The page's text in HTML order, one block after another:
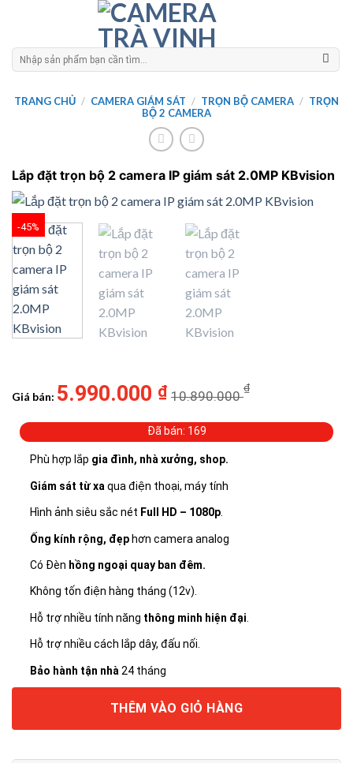
content
Tìm
TRANG CHỦ / CAMERA GIÁM SÁT / TRỌN BỘ CAMERA / TRỌN
BỘ 2 CAMERA
Lắp đặt trọn bộ 2 camera IP giám sát 2.0MP KBvision
-45%
Giá bán: 5.990.000 ₫ 10.890.000
₫
Đã bán: 169
Phù hợp lắp gia đình, nhà xưởng, shop.
Giám sát từ xa qua điện thoại, máy tính
Hình ảnh siêu sắc nét Full HD – 1080p.
Ống kính rộng, đẹp hơn camera analog
Có Đèn hồng ngoại quay ban đêm.
Không tốn điện hàng tháng (12v).
Hỗ trợ nhiều tính năng thông minh hiện đại
Hỗ trợ nhiều cách lắp dây, đấu nối.
Bảo hành tận nhà 24 tháng
THÊM VÀO GIỎ HÀNG